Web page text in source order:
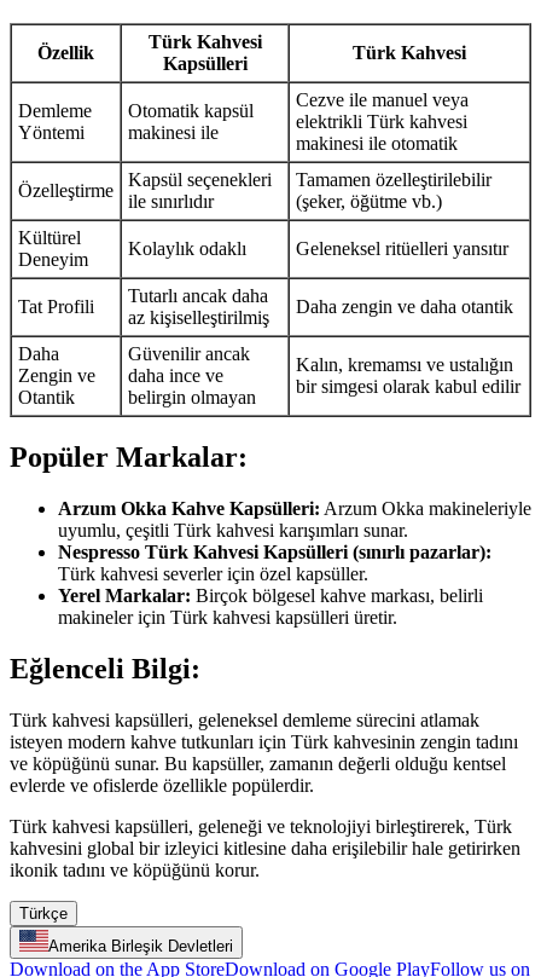
Özellik
Türk Kahvesi
Kapsülleri
Türk Kahvesi
Demleme
Yöntemi
Otomatik kapsül
makinesi ile
Cezve ile manuel veya
elektrikli Türk kahvesi
makinesi ile otomatik
Özelleştirme
Kapsül seçenekleri
ile sınırlıdır
Tamamen özelleştirilebilir
(şeker, öğütme vb.)
Kültürel
Deneyim
Kolaylık odaklı Geleneksel ritüelleri yansıtır
Tat Profili
Tutarlı ancak daha
az kişiselleştirilmiş
Daha zengin ve daha otantik
Daha
Zengin ve
Otantik
Güvenilir ancak
daha ince ve
belirgin olmayan
Kalın, kremamsı ve ustalığın
bir simgesi olarak kabul edilir
Popüler Markalar:
Arzum Okka Kahve Kapsülleri: Arzum Okka makineleriyle
uyumlu, çeşitli Türk kahvesi karışımları sunar.
Nespresso Türk Kahvesi Kapsülleri (sınırlı pazarlar):
Türk kahvesi severler için özel kapsüller.
Yerel Markalar: Birçok bölgesel kahve markası, belirli
makineler için Türk kahvesi kapsülleri üretir.
Eğlenceli Bilgi:
Türk kahvesi kapsülleri, geleneksel demleme sürecini atlamak
isteyen modern kahve tutkunları için Türk kahvesinin zengin tadını
ve köpüğünü sunar. Bu kapsüller, zamanın değerli olduğu kentsel
evlerde ve ofislerde özellikle popülerdir.
Türk kahvesi kapsülleri, geleneği ve teknolojiyi birleştirerek, Türk
kahvesini global bir izleyici kitlesine daha erişilebilir hale getirirken
ikonik tadını ve köpüğünü korur.
Türkçe
Amerika Birleşik Devletleri
Download on the App StoreDownload on Google PlayFollow us on